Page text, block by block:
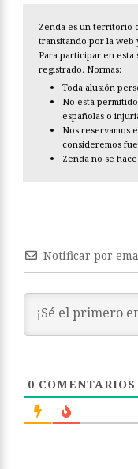
Zenda es un territorio
transitando por la web
Para participar en
registrado. Normas:
Toda alusión
No está
españolas o
Nos reservamos
consideremos
Zenda no se
Notificar por
0 COMENTARIOS